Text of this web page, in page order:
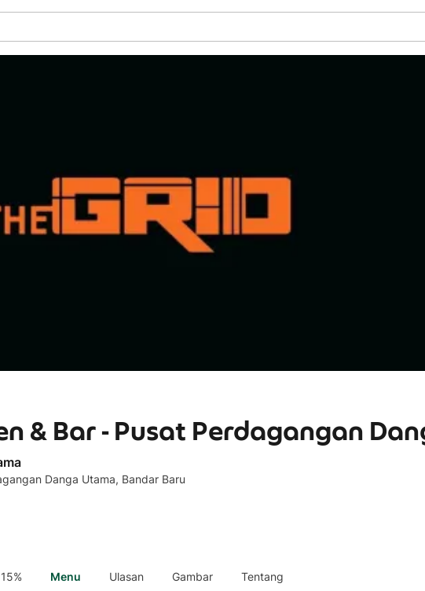
& Bar - Pusat Perdagangan
Danga Utama, Bandar Baru
Menu Ulasan Gambar Tentang